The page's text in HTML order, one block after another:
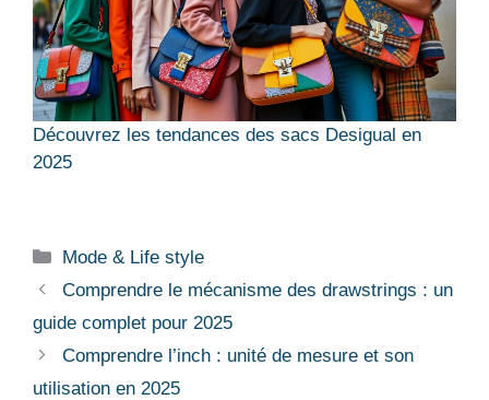
Découvrez les tendances des sacs Desigual en
2025
Catégories
Mode & Life style
Comprendre le mécanisme des drawstrings : un
guide complet pour 2025
Comprendre l’inch : unité de mesure et son
utilisation en 2025